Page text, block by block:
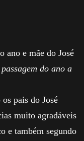
ano e mãe do José
do ano a
pais do José
muito agradáveis
e também segundo